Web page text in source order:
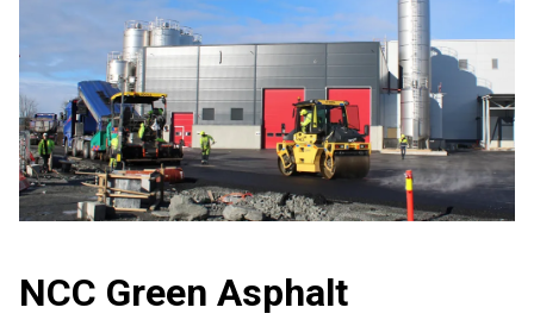
NCC Green Asphalt